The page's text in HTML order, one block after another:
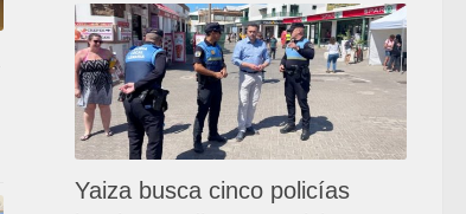
Yaiza busca cinco policías